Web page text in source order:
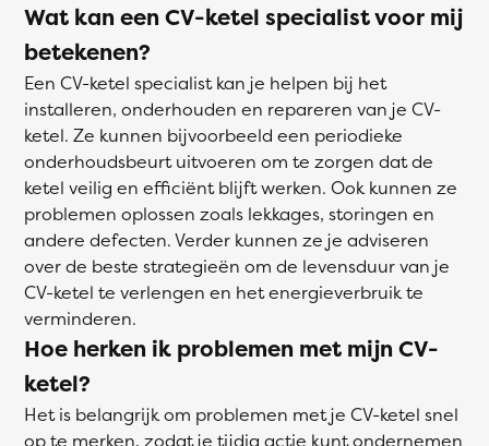
Wat kan een CV-ketel specialist voor mij
betekenen?
Een CV-ketel specialist kan je helpen bij het
installeren, onderhouden en repareren van je CV-
ketel. Ze kunnen bijvoorbeeld een periodieke
onderhoudsbeurt uitvoeren om te zorgen dat de
ketel veilig en efficiënt blijft werken. Ook kunnen ze
problemen oplossen zoals lekkages, storingen en
andere defecten. Verder kunnen ze je adviseren
over de beste strategieën om de levensduur van je
CV-ketel te verlengen en het energieverbruik te
verminderen.
Hoe herken ik problemen met mijn CV-
ketel?
Het is belangrijk om problemen met je CV-ketel snel
op te merken, zodat je tijdig actie kunt ondernemen